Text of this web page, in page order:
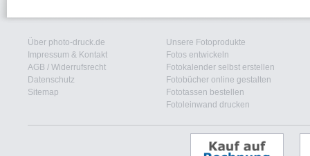
Über photo-druck.de
Impressum & Kontakt
AGB / Widerrufsrecht
Datenschutz
Sitemap
Unsere Fotoprodukte
Fotos entwickeln
Fotokalender selbst erstellen
Fotobücher online gestalten
Fototassen bestellen
Fotoleinwand drucken